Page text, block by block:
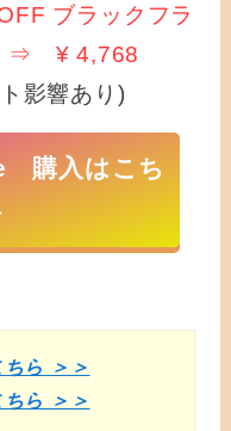
ブラックフラ
⇒ ¥ 4,768
影響あり)
購入はこち
ら ＞＞
ら ＞＞